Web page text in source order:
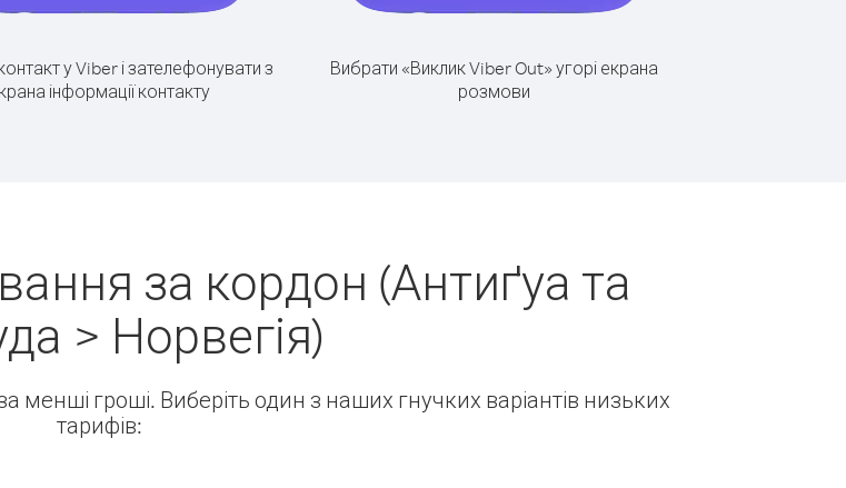
у Viber і зателефонувати з
інформації контакту
Вибрати «Виклик Viber Out» угорі екрана
розмови
за кордон (Антиґуа та
> Норвегія)
менші гроші. Виберіть один з наших гнучких варіантів низьких
тарифів: